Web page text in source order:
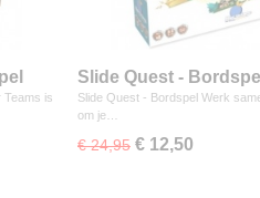
Teams is
Slide Quest - Bordspel
Slide Quest - Bordspel Werk
om je…
€ 24,95 € 12,50